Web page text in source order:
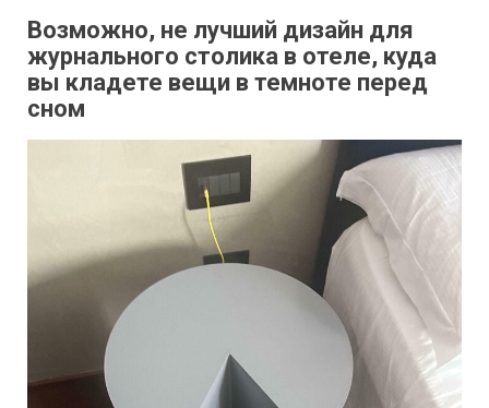
Возможно, не лучший дизайн для
журнального столика в отеле, куда
вы кладете вещи в темноте перед
сном